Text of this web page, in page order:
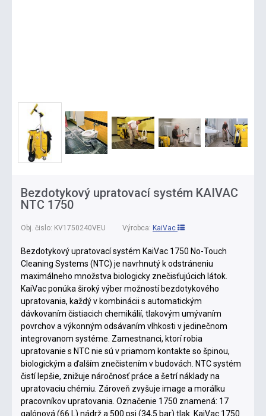
Bezdotykový upratovací systém KAIVAC
NTC 1750
Obj. čislo: KV1750240VEU Výrobca: KaiVac
Bezdotykový upratovací systém KaiVac 1750 No-Touch
Cleaning Systems (NTC) je navrhnutý k odstráneniu
maximálneho množstva biologicky znečisťujúcich látok.
KaiVac ponúka široký výber možností bezdotykového
upratovania, každý v kombinácii s automatickým
dávkovaním čistiacich chemikálií, tlakovým umývaním
povrchov a výkonným odsávaním vlhkosti v jedinečnom
integrovanom systéme. Zamestnanci, ktorí robia
upratovanie s NTC nie sú v priamom kontakte so špinou,
biologickým a ďalším znečistením v budovách. NTC systém
čistí lepšie, znižuje náročnosť práce a šetrí náklady na
upratovaciu chémiu. Zároveň zvyšuje image a morálku
pracovníkov upratovania. Označenie 1750 znamená: 17
galónová (66 L) nádrž a 500 psi (34,5 bar) tlak. KaiVac 1750